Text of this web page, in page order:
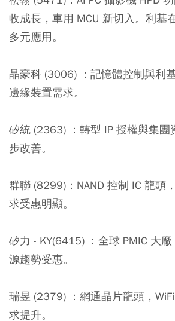
收成長，車用 MCU 新切入。利基
多元應用。
晶豪科 (3006) ： 記憶體控制與利
邊緣裝置需求。
矽統 (2363) ： 轉型 IP 授權與集團
步改善。
群聯 (8299)： NAND 控制 IC 龍頭
求受惠明顯。
矽力 - KY(6415) ： 全球 PMIC 大
源趨勢受惠。
瑞昱 (2379) ： 網通晶片龍頭，
求提升。